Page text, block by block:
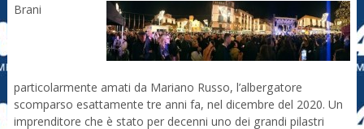
Brani
particolarmente amati da Mariano Russo, l’albergatore
scomparso esattamente tre anni fa, nel dicembre del 2020. Un
imprenditore che è stato per decenni uno dei grandi pilastri